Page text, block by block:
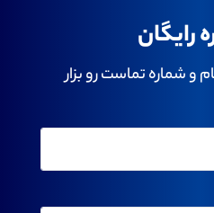
رایگان
و شماره تماست رو بزار